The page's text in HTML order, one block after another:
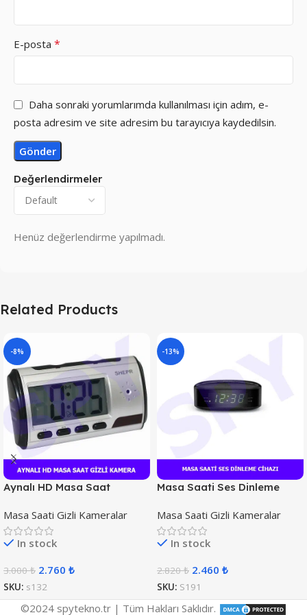
Değerlendirmeler
Henüz değerlendirme yapılmadı.
E-posta *
Daha sonraki yorumlarımda kullanılması için adım, e-
posta adresim ve site adresim bu tarayıcıya kaydedilsin.
Related Products
-8%
Aynalı HD Masa Saat
Masa Saati Gizli Kameralar
In stock
3.000₺ 2.760 ₺
SKU: s132
-13%
Masa Saati Ses Dinleme
Masa Saati Gizli Kameralar
In stock
2.820₺ 2.460 ₺
SKU: S191
©2024 spytekno.tr | Tüm Hakları Saklıdır.